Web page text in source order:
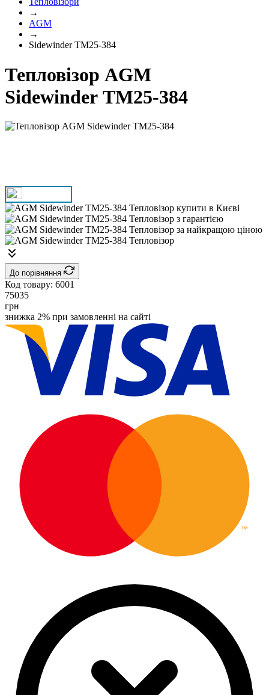
→
AGM
→
Sidewinder TM25-384
Тепловізор AGM
Sidewinder TM25-384
До порівняння
Код товару: 6001
75035
грн
знижка 2% при замовленні на сайті